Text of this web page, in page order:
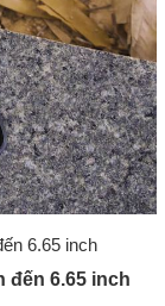
6.65 inch
đến 6.65 inch